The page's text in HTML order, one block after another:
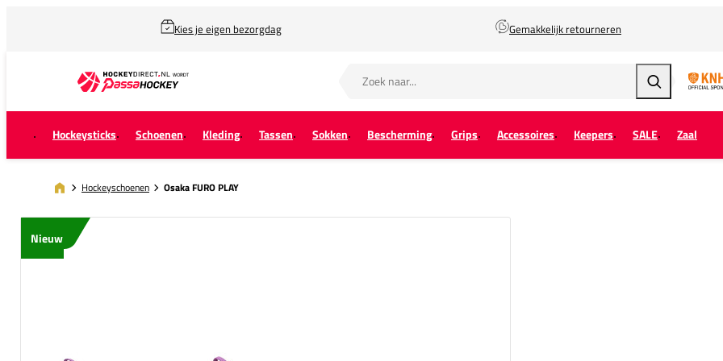
Kies je eigen bezorgdag Gemakkelijk retourneren
Zoeken
Hockeysticks Schoenen Kleding Tassen Sokken Bescherming Grips Accessoires Keepers SALE Zaal
Hockeyschoenen Osaka FURO PLAY
Nieuw